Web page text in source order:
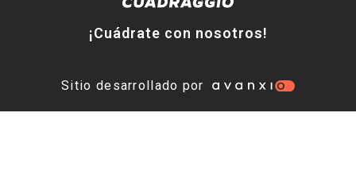
¡Cuádrate con nosotros!
Sitio desarrollado por